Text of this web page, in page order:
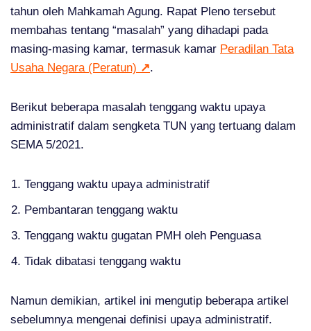
tahun oleh Mahkamah Agung. Rapat Pleno tersebut
membahas tentang “masalah” yang dihadapi pada
masing-masing kamar, termasuk kamar Peradilan Tata
Usaha Negara (Peratun) ↗.
Berikut beberapa masalah tenggang waktu upaya
administratif dalam sengketa TUN yang tertuang dalam
SEMA 5/2021.
Tenggang waktu upaya administratif
Pembantaran tenggang waktu
Tenggang waktu gugatan PMH oleh Penguasa
Tidak dibatasi tenggang waktu
Namun demikian, artikel ini mengutip beberapa artikel
sebelumnya mengenai definisi upaya administratif.